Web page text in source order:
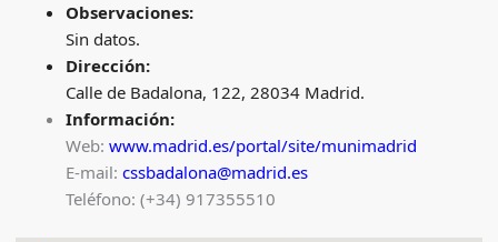
Observaciones:
Sin datos.
Dirección:
Calle de Badalona, 122, 28034 Madrid.
Información:
Web: www.madrid.es/portal/site/munimadrid
E-mail: cssbadalona@madrid.es
Teléfono: (+34) 917355510